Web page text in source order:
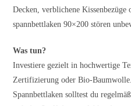
Decken, verblichene Kissenbezüge
spannbettlaken 90×200 stören
Was tun?
Investiere gezielt in hochwertige
Zertifizierung oder Bio-
Spannbettlaken solltest du